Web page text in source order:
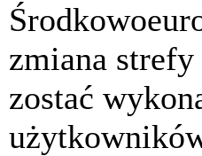
zmiana
zostać